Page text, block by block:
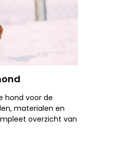
hond voor de
materialen en
overzicht van